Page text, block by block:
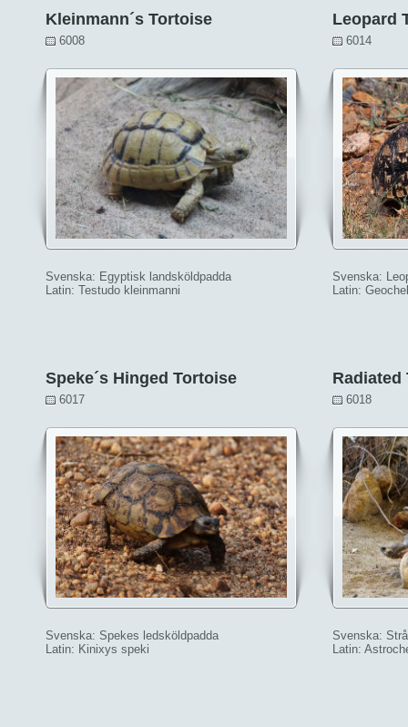
Kleinmann´s Tortoise
6008
Svenska: Egyptisk landsköldpadda
Latin: Testudo kleinmanni
Leopard
6014
Svenska:
Latin:
Speke´s Hinged Tortoise
6017
Svenska: Spekes ledsköldpadda
Latin: Kinixys speki
Radiated
6018
Svenska:
Latin: